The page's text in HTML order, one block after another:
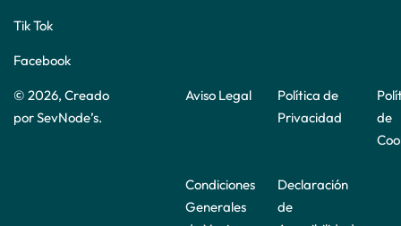
Tik Tok
Facebook
© 2026, Creado
porSevNode’s.
Aviso Legal
Política de
Privacidad
de
Condiciones
Generales
Declaración
de